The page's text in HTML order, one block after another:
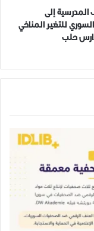
المدرسية إلى
للتغير المناخي
حلب